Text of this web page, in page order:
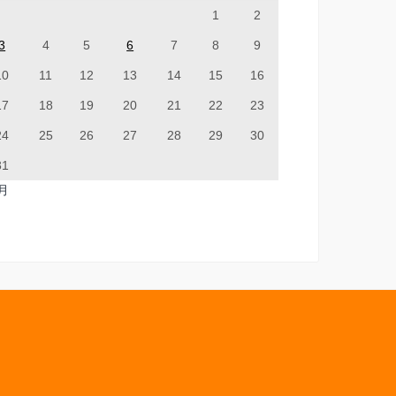
1 2
4 5 6 7 8 9
11 12 13 14 15 16
18 19 20 21 22 23
25 26 27 28 29 30